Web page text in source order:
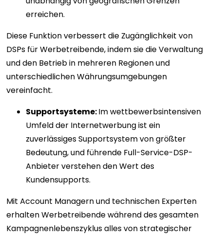
erreichen.
Diese Funktion verbessert die Zugänglichkeit von
DSPs für Werbetreibende, indem sie die Verwaltung
und den Betrieb in mehreren Regionen und
unterschiedlichen Währungsumgebungen
vereinfacht.
Supportsysteme:Im wettbewerbsintensiven
Umfeld der Internetwerbung ist ein
zuverlässiges Supportsystem von größter
Bedeutung, und führende Full-Service-DSP-
Anbieter verstehen den Wert des
Kundensupports.
Mit Account Managern und technischen Experten
erhalten Werbetreibende während des gesamten
Kampagnenlebenszyklus alles von strategischer